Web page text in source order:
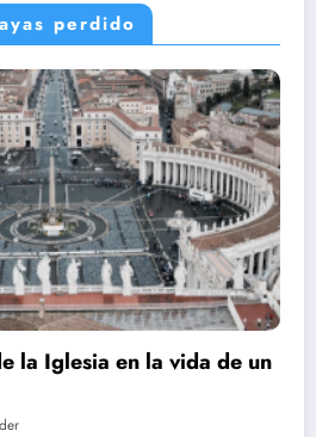
perdido
la Iglesia en la vida de un